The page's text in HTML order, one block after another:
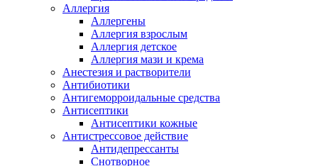
Аллергия
Аллергены
Аллергия взрослым
Аллергия детское
Аллергия мази и крема
Анестезия и растворители
Антибиотики
Антигеморроидальные средства
Антисептики
Антисептики кожные
Антистрессовое действие
Антидепрессанты
Снотворное